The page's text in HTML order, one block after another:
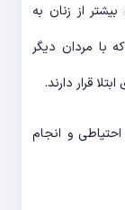
از زنان به
با مردان دیگر
قرار دارند.
و انجام